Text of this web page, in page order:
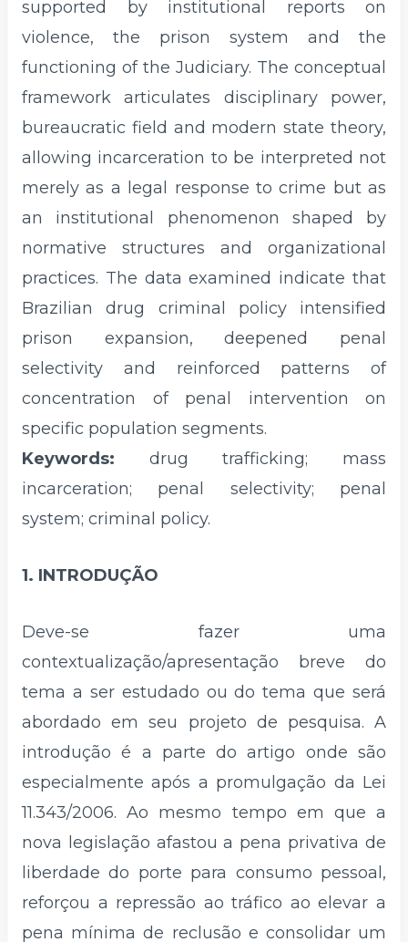
supported by institutional reports on
violence, the prison system and the
functioning of the Judiciary. The conceptual
framework articulates disciplinary power,
bureaucratic field and modern state theory,
allowing incarceration to be interpreted not
merely as a legal response to crime but as
an institutional phenomenon shaped by
normative structures and organizational
practices. The data examined indicate that
Brazilian drug criminal policy intensified
prison expansion, deepened penal
selectivity and reinforced patterns of
concentration of penal intervention on
specific population segments.
Keywords: drug trafficking; mass
incarceration; penal selectivity; penal
system; criminal policy.
1. INTRODUÇÃO
Deve-se fazer uma
contextualização/apresentação breve do
tema a ser estudado ou do tema que será
abordado em seu projeto de pesquisa. A
introdução é a parte do artigo onde são
especialmente após a promulgação da Lei
11.343/2006. Ao mesmo tempo em que a
nova legislação afastou a pena privativa de
liberdade do porte para consumo pessoal,
reforçou a repressão ao tráfico ao elevar a
pena mínima de reclusão e consolidar um